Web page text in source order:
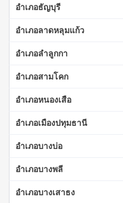
อำเภอธัญบุรี
อำเภอลาดหลุมแก้ว
อำเภอลำลูกกา
อำเภอสามโคก
อำเภอหนองเสือ
อำเภอเมืองปทุมธานี
อำเภอบางบ่อ
อำเภอบางพลี
อำเภอบางเสาธง